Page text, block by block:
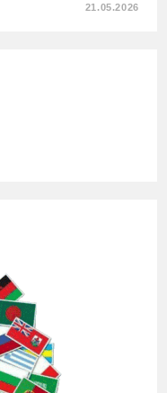
21.05.2026